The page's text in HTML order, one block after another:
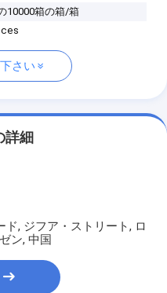
10000箱の箱/箱
さい
詳細
, ジフア・ストリート, ロ
ン, 中国